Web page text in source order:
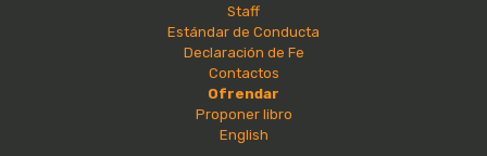
Staff
Estándar de Conducta
Declaración de Fe
Contactos
Ofrendar
Proponer libro
English